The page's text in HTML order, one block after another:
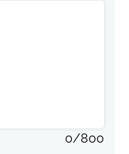
0/800